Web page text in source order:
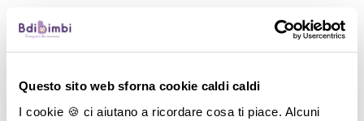
Questo sito web sforna cookie caldi caldi
I cookie 🍪 ci aiutano a ricordare cosa ti piace. Alcuni
Aspiratori nasali manuali
―
Cuscini allattamento